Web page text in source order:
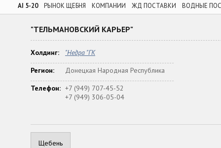
AI 5-20 РЫНОК ЩЕБНЯ КОМПАНИИ ЖД ПОСТАВКИ ВОДНЫЕ
"ТЕЛЬМАНОВСКИЙ КАРЬЕР"
Холдинг:
"Недра "ГК
Регион:
Донецкая Народная Республика
Телефон: +7 (949) 707-45-52
+7 (949) 306-05-04
Щебень